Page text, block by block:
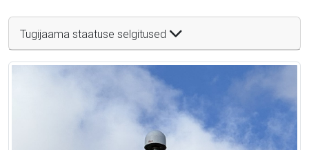
Tugijaama staatuse selgitused